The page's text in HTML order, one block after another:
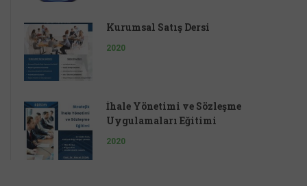
Kurumsal Satış Dersi
2020
İhale Yönetimi ve Sözleşme
Uygulamaları Eğitimi
2020